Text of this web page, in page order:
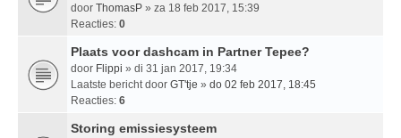
door ThomasP » za 18 feb 2017, 15:39
Reacties: 0
Plaats voor dashcam in Partner Tepee?
door Flippi » di 31 jan 2017, 19:34
Laatste bericht door GT'tje » do 02 feb 2017, 18:45
Reacties: 6
Storing emissiesysteem